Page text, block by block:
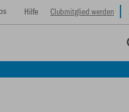
Hilfe Clubmitglied werden